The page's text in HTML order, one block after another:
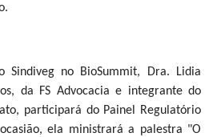
Sindiveg no BioSummit, Dra. Lidia
da FS Advocacia e integrante do
participará do Painel Regulatório
ela ministrará a palestra "O